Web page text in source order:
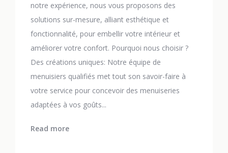
notre expérience, nous vous proposons des
solutions sur-mesure, alliant esthétique et
fonctionnalité, pour embellir votre intérieur et
améliorer votre confort. Pourquoi nous choisir ?
Des créations uniques: Notre équipe de
menuisiers qualifiés met tout son savoir-faire à
votre service pour concevoir des menuiseries
adaptées à vos goûts...
Read more